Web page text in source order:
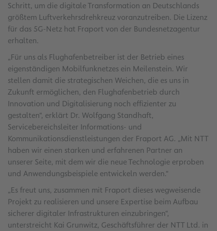
Schritt, um die digitale Transformation an Deutschlands
größtem Luftverkehrsdrehkreuz voranzutreiben. Die Lizenz
für das 5G-Netz hat Fraport von der Bundesnetzagentur
erhalten.
„Für uns als Flughafenbetreiber ist der Betrieb eines
eigenständigen Mobilfunknetzes ein Meilenstein. Wir
stellen damit die strategischen Weichen, die es uns in
Zukunft ermöglichen, den Flughafenbetrieb durch
Innovation und Digitalisierung noch effizienter zu
gestalten“, erklärt Dr. Wolfgang Standhaft,
Servicebereichsleiter Informations- und
Kommunikationsdienstleistungen der Fraport AG. „Mit NTT
haben wir einen starken und erfahrenen Partner an
unserer Seite, mit dem wir die neue Technologie erproben
und Anwendungsbeispiele entwickeln werden.“
„Es freut uns, zusammen mit Fraport dieses wegweisende
Projekt zu realisieren und unsere Expertise beim Aufbau
sicherer digitaler Infrastrukturen einzubringen“,
unterstreicht Kai Grunwitz, Geschäftsführer der NTT Ltd. in